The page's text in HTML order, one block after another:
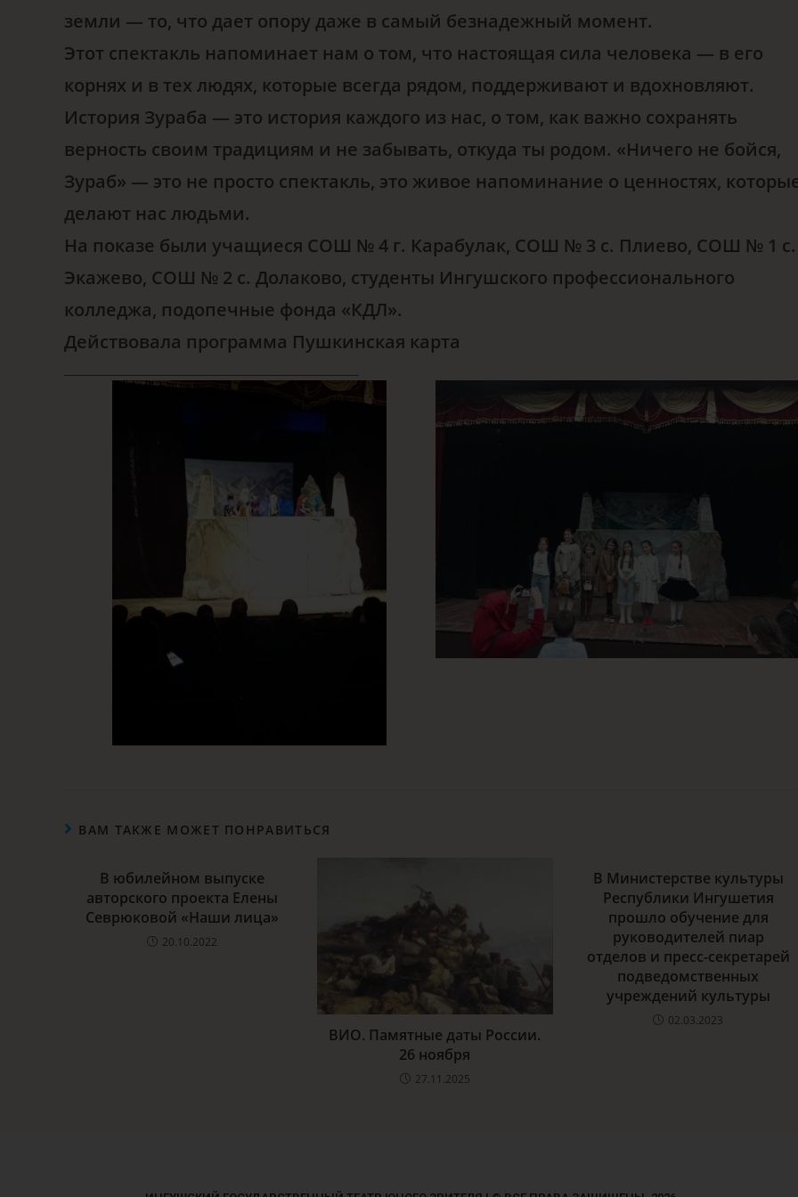
земли — то, что дает опору даже в самый безнадежный момент.
Этот спектакль напоминает нам о том, что настоящая сила человека — в его
корнях и в тех людях, которые всегда рядом, поддерживают и вдохновляют.
История Зураба — это история каждого из нас, о том, как важно сохранять
верность своим традициям и не забывать, откуда ты родом. «Ничего не бойся,
Зураб» — это не просто спектакль, это живое напоминание о ценностях,
делают нас людьми.
На показе были учащиеся СОШ № 4 г. Карабулак, СОШ № 3 с. Плиево, СОШ № 1 с.
Экажево, СОШ № 2 с. Долаково, студенты Ингушского профессионального
колледжа, подопечные фонда «КДЛ».
Действовала программа Пушкинская карта
ВАМ ТАКЖЕ МОЖЕТ ПОНРАВИТЬСЯ
В юбилейном выпуске
авторского проекта Елены
Севрюковой «Наши лица»
20.10.2022
ВИО. Памятные даты России.
26 ноября
27.11.2025
В Министерстве культуры
Республики Ингушетия
прошло обучение для
руководителей пиар
отделов и пресс-секретарей
подведомственных
учреждений культуры
02.03.2023